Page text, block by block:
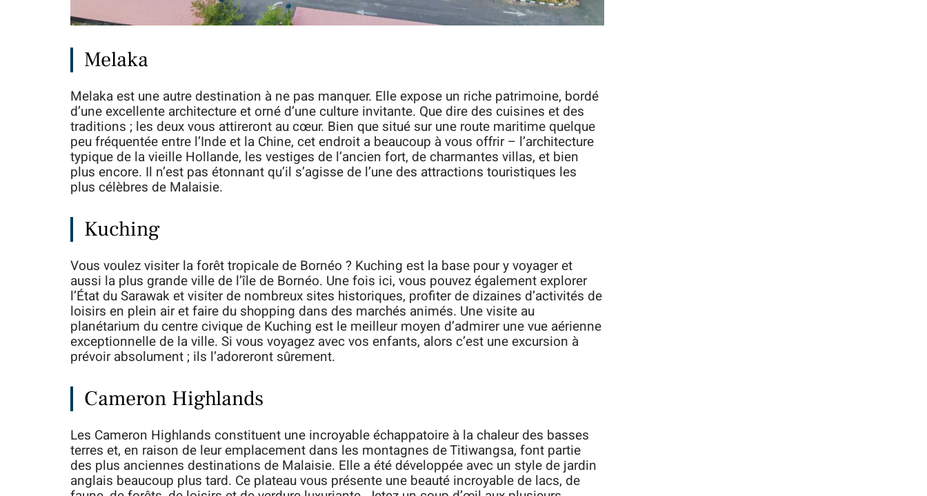
Melaka
Melaka est une autre destination à ne pas manquer. Elle expose un riche patrimoine, bordé
d’une excellente architecture et orné d’une culture invitante. Que dire des cuisines et des
traditions ; les deux vous attireront au cœur. Bien que situé sur une route maritime quelque
peu fréquentée entre l’Inde et la Chine, cet endroit a beaucoup à vous offrir – l’architecture
typique de la vieille Hollande, les vestiges de l’ancien fort, de charmantes villas, et bien
plus encore. Il n’est pas étonnant qu’il s’agisse de l’une des attractions touristiques les
plus célèbres de Malaisie.
Kuching
Vous voulez visiter la forêt tropicale de Bornéo ? Kuching est la base pour y voyager et
aussi la plus grande ville de l’île de Bornéo. Une fois ici, vous pouvez également explorer
l’État du Sarawak et visiter de nombreux sites historiques, profiter de dizaines d’activités de
loisirs en plein air et faire du shopping dans des marchés animés. Une visite au
planétarium du centre civique de Kuching est le meilleur moyen d’admirer une vue aérienne
exceptionnelle de la ville. Si vous voyagez avec vos enfants, alors c’est une excursion à
prévoir absolument ; ils l’adoreront sûrement.
Cameron Highlands
Les Cameron Highlands constituent une incroyable échappatoire à la chaleur des basses
terres et, en raison de leur emplacement dans les montagnes de Titiwangsa, font partie
des plus anciennes destinations de Malaisie. Elle a été développée avec un style de jardin
anglais beaucoup plus tard. Ce plateau vous présente une beauté incroyable de lacs, de